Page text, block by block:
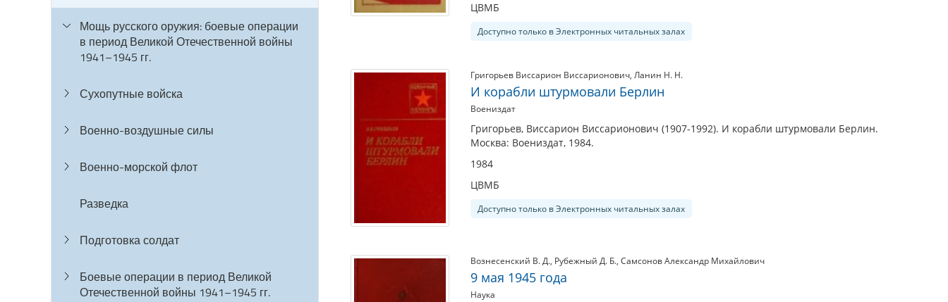
Мощь русского оружия: боевые операции
в период Великой Отечественной войны
1941–1945 гг.
Сухопутные войска
Военно-воздушные силы
Военно-морской флот
Разведка
Подготовка солдат
Боевые операции в период Великой
Отечественной войны 1941–1945 гг.
ЦВМБ
Доступно только в Электронных читальных залах
Григорьев Виссарион Виссарионович, Ланин Н. Н.
И корабли штурмовали Берлин
Воениздат
Григорьев, Виссарион Виссарионович (1907-1992). И корабли штурмовали Берлин.
Москва: Воениздат, 1984.
1984
ЦВМБ
Доступно только в Электронных читальных залах
Вознесенский В. Д., Рубежный Д. Б., Самсонов Александр Михайлович
9 мая 1945 года
Наука